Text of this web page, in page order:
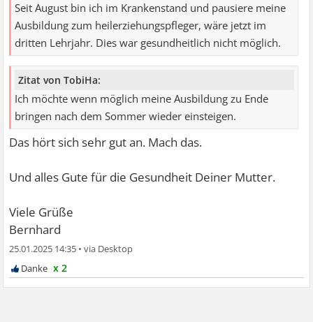
Seit August bin ich im Krankenstand und pausiere meine
Ausbildung zum heilerziehungspfleger, wäre jetzt im
dritten Lehrjahr. Dies war gesundheitlich nicht möglich.
Zitat von TobiHa:
Ich möchte wenn möglich meine Ausbildung zu Ende
bringen nach dem Sommer wieder einsteigen.
Das hört sich sehr gut an. Mach das.
Und alles Gute für die Gesundheit Deiner Mutter.
Viele Grüße
Bernhard
25.01.2025 14:35 •
x 2